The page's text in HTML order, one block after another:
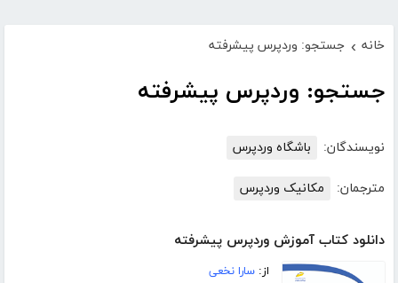
خانه › جستجو: وردپرس پیشرفته
جستجو: وردپرس پیشرفته
نویسندگان: باشگاه وردپرس
مترجمان: مکانیک وردپرس
دانلود کتاب آموزش وردپرس پیشرفته
از:سارا نخعی